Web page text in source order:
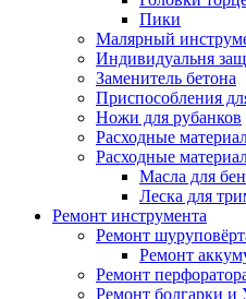
Пики
Малярный
Индивидуальня
Заменитель бетона
Приспособления
Ножи для рубанков
Расходные
Расходные
Масла для
Леска для
Ремонт инструмента
Ремонт
Ремонт
Ремонт
Ремонт болгарки